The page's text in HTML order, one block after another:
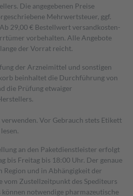
Die angegebenen Preise
Mehrwertsteuer, ggf.
29,00 € Bestell­wert versand­kosten­
vorbehalten. Alle Angebote
der Vorrat reicht.
der Arzneimittel und sonstigen
beinhaltet die Durchführung von
die Prüfung etwaiger
Vor Gebrauch stets Etikett
an den Paketdienstleister erfolgt
bis Freitag bis 18:00 Uhr. Der genaue
Region und in Abhängigkeit der
Zustellzeitpunkt des Spediteurs
notwendige pharmazeutische